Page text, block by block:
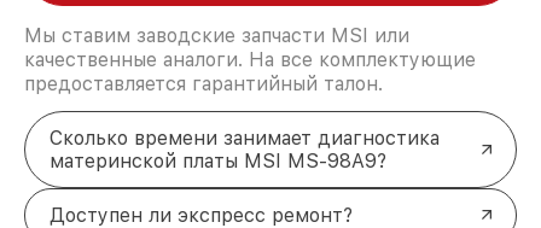
Мы ставим заводские запчасти MSI или
качественные аналоги. На все комплектующие
предоставляется гарантийный талон.
Сколько времени занимает диагностика
материнской платы MSI MS-98A9?
Доступен ли экспресс ремонт?